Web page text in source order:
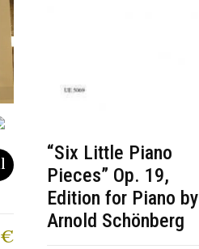
€
“Six Little Piano
Pieces” Op. 19,
Edition for Piano by
Arnold Schönberg